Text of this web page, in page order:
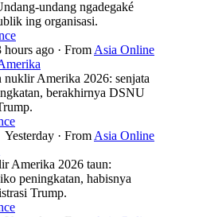
undang ngadegaké
ing organisasi.
hours ago · From Asia Online
Amerika 2026: senjata
berakhirnya DSNU
Yesterday · From Asia Online
Amerika 2026 taun:
peningkatan, habisnya
Trump.